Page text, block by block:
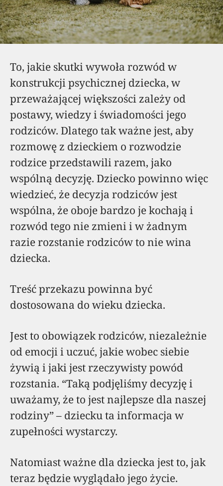
To, jakie skutki wywoła rozwód w
konstrukcji psychicznej dziecka, w
przeważającej większości zależy od
postawy, wiedzy i świadomości jego
rodziców. Dlatego tak ważne jest, aby
rozmowę z dzieckiem o rozwodzie
rodzice przedstawili razem, jako
wspólną decyzję. Dziecko powinno więc
wiedzieć, że decyzja rodziców jest
wspólna, że oboje bardzo je kochają i
rozwód tego nie zmieni i w żadnym
razie rozstanie rodziców to nie wina
dziecka.
Treść przekazu powinna być
dostosowana do wieku dziecka.
Jest to obowiązek rodziców, niezależnie
od emocji i uczuć, jakie wobec siebie
żywią i jaki jest rzeczywisty powód
rozstania. “Taką podjęliśmy decyzję i
uważamy, że to jest najlepsze dla naszej
rodziny” – dziecku ta informacja w
zupełności wystarczy.
Natomiast ważne dla dziecka jest to, jak
teraz będzie wyglądało jego życie.